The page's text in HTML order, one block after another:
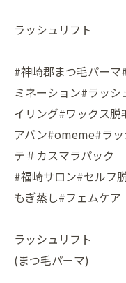
ラッシュリフト
#神崎郡まつ毛パー
ミネーション#ラッ
イリング#ワックス
アバン#omeme#ラ
テ＃カスマラパック
#福崎サロン#セルフ
もぎ蒸し#フェムケア
ラッシュリフト
(まつ毛パーマ)